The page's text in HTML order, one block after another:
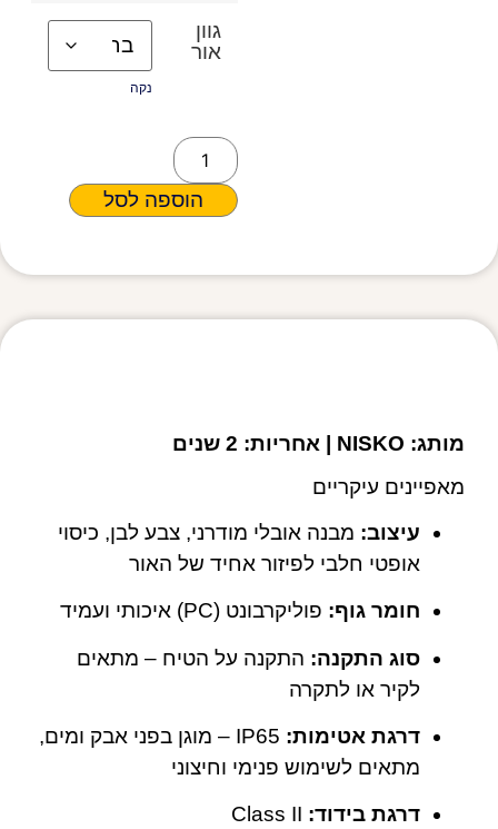
גוון
אור
נקה
הוספה לסל
מותג: NISKO | אחריות: 2 שנים
מאפיינים עיקריים
עיצוב: מבנה אובלי מודרני, צבע לבן, כיסוי
אופטי חלבי לפיזור אחיד של האור
חומר גוף: פוליקרבונט (PC) איכותי ועמיד
סוג התקנה: התקנה על הטיח – מתאים
לקיר או לתקרה
דרגת אטימות:
IP65 – מוגן בפני אבק ומים,
מתאים לשימוש פנימי וחיצוני
דרגת בידוד: